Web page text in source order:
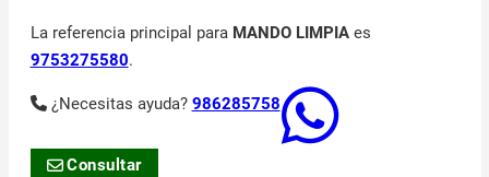
La referencia principal para MANDO LIMPIAes
9753275580.
¿Necesitas ayuda? 986285758
Consultar